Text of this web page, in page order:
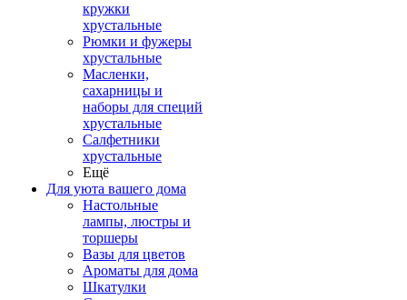
кружки
хрустальные
Рюмки и фужеры
хрустальные
Масленки,
сахарницы и
наборы для специй
хрустальные
Салфетники
хрустальные
Ещё
Для уюта вашего дома
Настольные
лампы, люстры и
торшеры
Вазы для цветов
Ароматы для дома
Шкатулки